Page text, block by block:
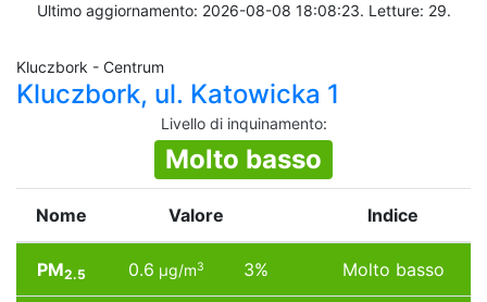
Ultimo aggiornamento: 2026-08-08 18:08:23. Letture: 29.
Kluczbork - Centrum
Kluczbork, ul. Katowicka 1
Livello di inquinamento:
Molto basso
Nome Valore Indice
PM2.5 0.6 µg/m3 3% Molto basso